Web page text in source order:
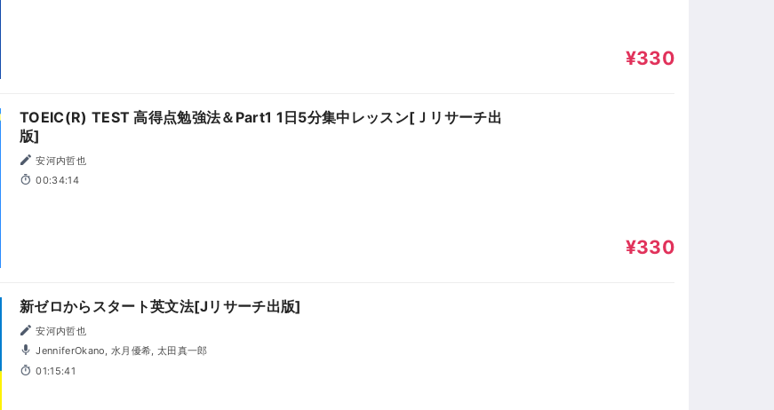
¥330
TOEIC(R) TEST 高得点勉強法＆Part1 1日5分集中レッスン[Ｊリサーチ出
版]
安河内哲也
00:34:14
¥330
新ゼロからスタート英文法[Jリサーチ出版]
安河内哲也
JenniferOkano, 水月優希, 太田真一郎
01:15:41